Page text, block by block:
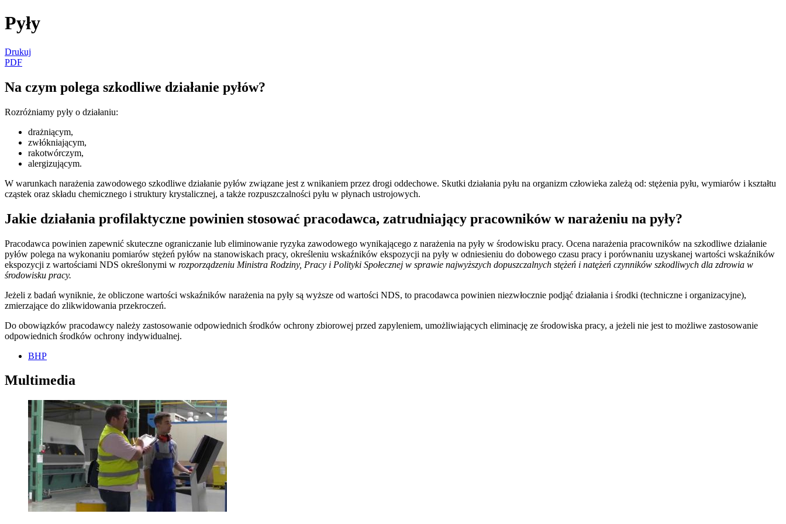
Pyły
Drukuj
PDF
Na czym polega szkodliwe działanie pyłów?
Rozróżniamy pyły o działaniu:
drażniącym,
zwłókniającym,
rakotwórczym,
alergizującym.
W warunkach narażenia zawodowego szkodliwe działanie pyłów związane jest z wnikaniem przez drogi oddechowe. Skutki działania pyłu na organizm człowieka zależą od: stężenia pyłu, wymiarów i kształtu
cząstek oraz składu chemicznego i struktury krystalicznej, a także rozpuszczalności pyłu w płynach ustrojowych.
Jakie działania profilaktyczne powinien stosować pracodawca, zatrudniający pracowników w narażeniu na pyły?
Pracodawca powinien zapewnić skuteczne ograniczanie lub eliminowanie ryzyka zawodowego wynikającego z narażenia na pyły w środowisku pracy. Ocena narażenia pracowników na szkodliwe działanie
pyłów polega na wykonaniu pomiarów stężeń pyłów na stanowiskach pracy, określeniu wskaźników ekspozycji na pyły w odniesieniu do dobowego czasu pracy i porównaniu uzyskanej wartości wskaźników
ekspozycji z wartościami NDS określonymi w rozporządzeniu Ministra Rodziny, Pracy i Polityki Społecznej w sprawie najwyższych dopuszczalnych stężeń i natężeń czynników szkodliwych dla zdrowia w
środowisku pracy.
Jeżeli z badań wyniknie, że obliczone wartości wskaźników narażenia na pyły są wyższe od wartości NDS, to pracodawca powinien niezwłocznie podjąć działania i środki (techniczne i organizacyjne),
zmierzające do zlikwidowania przekroczeń.
Do obowiązków pracodawcy należy zastosowanie odpowiednich środków ochrony zbiorowej przed zapyleniem, umożliwiających eliminację ze środowiska pracy, a jeżeli nie jest to możliwe zastosowanie
odpowiednich środków ochrony indywidualnej.
BHP
Multimedia